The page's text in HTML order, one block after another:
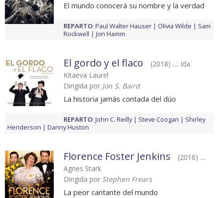
El mundo conocerá su nombre y la verdad
REPARTO: Paul Walter Hauser Olivia Wilde
Sam
Rockwell
Jon Hamm
El gordo y el flaco
(2018) .... Ida
Kitaeva Laurel
Dirigida por Jon S. Baird
La historia jamás contada del dúo
REPARTO: John C. Reilly Steve Coogan
Shirley
Henderson
Danny Huston
Florence Foster Jenkins
(2016) ....
Agnes Stark
Dirigida por Stephen Frears
La peor cantante del mundo